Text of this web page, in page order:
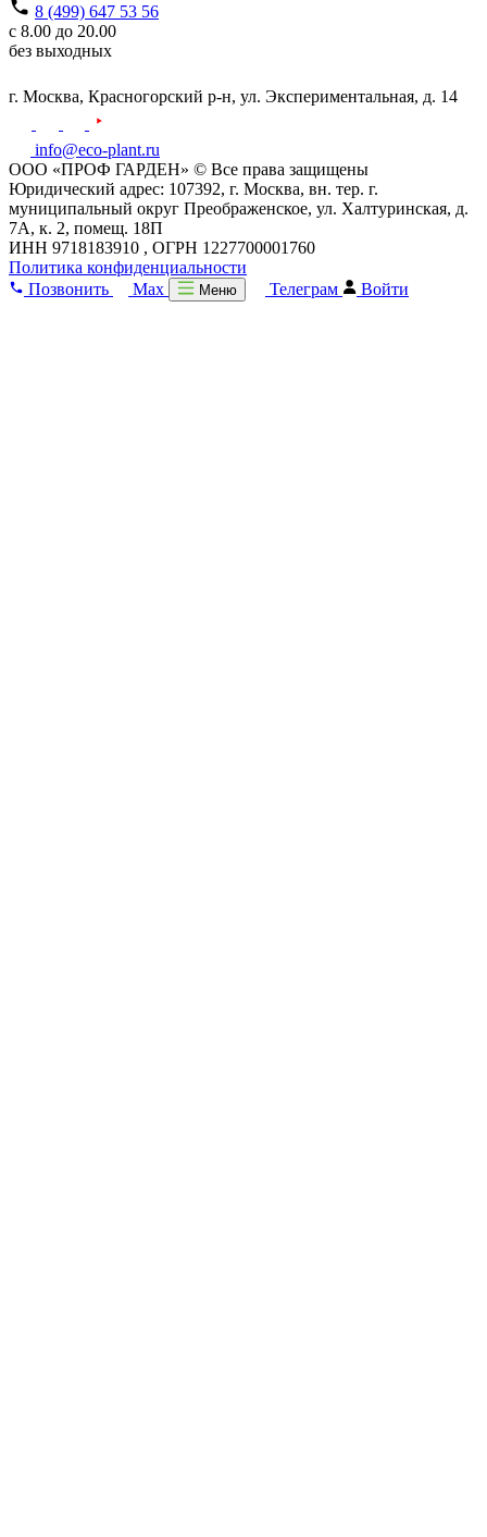
8 (499) 647 53 56
с 8.00 до 20.00
без выходных
г. Москва, Красногорский р-н, ул. Экспериментальная, д. 14
info@eco-plant.ru
ООО «ПРОФ ГАРДЕН» © Все права защищены
Юридический адрес: 107392, г. Москва, вн. тер. г.
муниципальный округ Преображенское, ул. Халтуринская, д.
7А, к. 2, помещ. 18П
ИНН 9718183910 , ОГРН 1227700001760
Политика конфиденциальности
Позвонить
Max Меню Телеграм Войти